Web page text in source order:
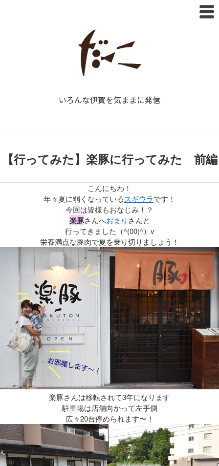
いろんな伊賀を気ままに発信
【行ってみた】楽豚に行ってみた 前編
こんにちわ！
年々夏に弱くなっているスギウラです！
今回は皆様もおなじみ！？
楽豚さんへおまり さんと
行ってきました（^(00)^）v
栄養満点な豚肉で夏を乗り切りましょう！
楽豚さんは移転されて3年になります
駐車場は店舗向かって左手側
広々20台停められます〜！